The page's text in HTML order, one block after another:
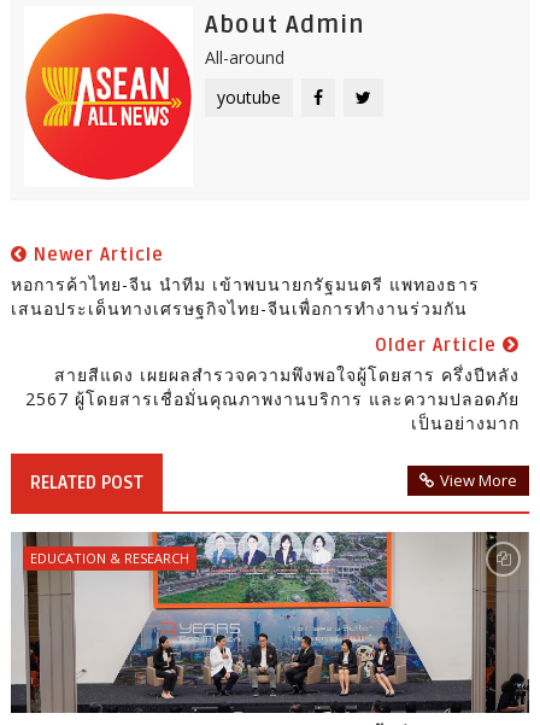
About Admin
All-around
youtube
Newer Article
หอการค้าไทย-จีน นำทีม เข้าพบนายกรัฐมนตรี แพทองธาร
เสนอประเด็นทางเศรษฐกิจไทย-จีนเพื่อการทำงานร่วมกัน
Older Article
สายสีแดง เผยผลสำรวจความพึงพอใจผู้โดยสาร ครึ่งปีหลัง
2567 ผู้โดยสารเชื่อมั่นคุณภาพงานบริการ และความปลอดภัย
เป็นอย่างมาก
RELATED POST View More
EDUCATION & RESEARCH